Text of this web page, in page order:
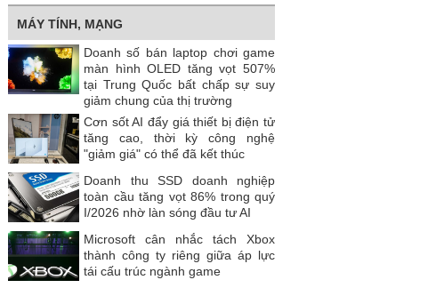
MÁY TÍNH, MẠNG
Doanh số bán laptop chơi game
màn hình OLED tăng vọt 507%
tại Trung Quốc bất chấp sự suy
giảm chung của thị trường
Cơn sốt AI đẩy giá thiết bị điện tử
tăng cao, thời kỳ công nghệ
"giảm giá" có thể đã kết thúc
Doanh thu SSD doanh nghiệp
toàn cầu tăng vọt 86% trong quý
I/2026 nhờ làn sóng đầu tư AI
Microsoft cân nhắc tách Xbox
thành công ty riêng giữa áp lực
tái cấu trúc ngành game